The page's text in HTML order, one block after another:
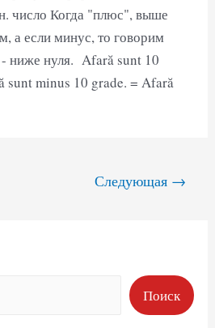
число Когда "плюс", выше
а если минус, то говорим
ниже нуля. Afară sunt 10
minus 10 grade. = Afară
Следующая →
Поиск